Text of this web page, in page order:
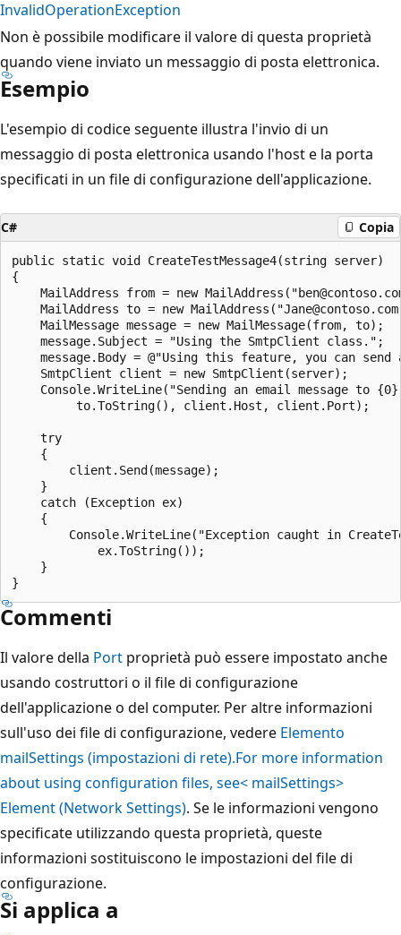
InvalidOperationException
Non è possibile modificare il valore di questa proprietà
quando viene inviato un messaggio di posta elettronica.
Esempio
L'esempio di codice seguente illustra l'invio di un
messaggio di posta elettronica usando l'host e la porta
specificati in un file di configurazione dell'applicazione.
C# Copia
public static void CreateTestMessage4(string server)
{
MailAddress from = new
MailAddress to = new
    MailMessage message = new MailMessage(from, to);
    message.Subject = "Using the SmtpClient class.";
message.Body = @"Using this feature, you can
    SmtpClient client = new SmtpClient(server);
Console.WriteLine("Sending an email message to
         to.ToString(), client.Host, client.Port);
    try
    {
        client.Send(message);
    }
    catch (Exception ex)
    {
Console.WriteLine("Exception caught in
            ex.ToString());
    }
Commenti
Il valore della Port proprietà può essere impostato anche
usando costruttori o il file di configurazione
dell'applicazione o del computer. Per altre informazioni
sull'uso dei file di configurazione, vedere Elemento
mailSettings (impostazioni di rete).For more information
about using configuration files, see< mailSettings>
Element (Network Settings). Se le informazioni vengono
specificate utilizzando questa proprietà, queste
informazioni sostituiscono le impostazioni del file di
configurazione.
Si applica a